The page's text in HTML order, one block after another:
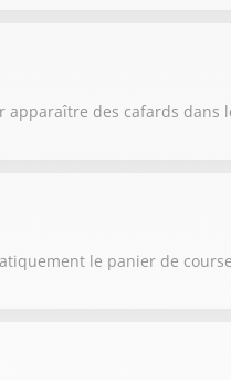
apparaître des cafards dans
le panier de